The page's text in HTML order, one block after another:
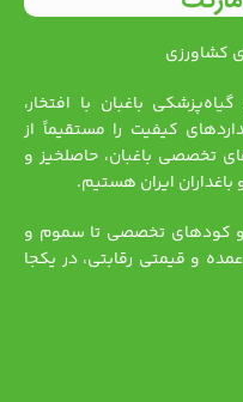
کشاورزی
باغبان با افتخار،
کیفیت را مستقیماً از
تخصصی باغبان، حاصلخیز و
ایران هستیم.
و کودهای تخصصی تا سموم و
عمده و قیمتی رقابتی، در یکجا